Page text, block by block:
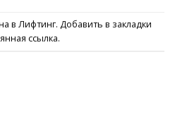
в Лифтинг. Добавить в закладки
ссылка.